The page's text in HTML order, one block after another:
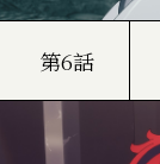
第6話